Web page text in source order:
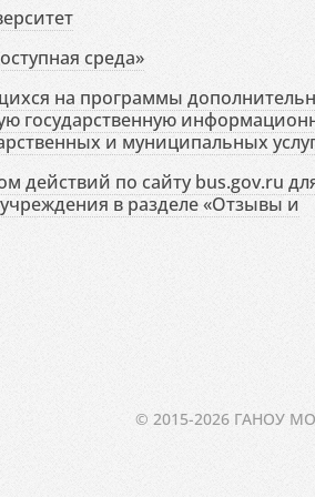
среда»
на программы
государственную
и муниципальных
действий по сайту bus.gov.ru
в разделе «Отзывы и
© 2015-2026 ГАНОУ